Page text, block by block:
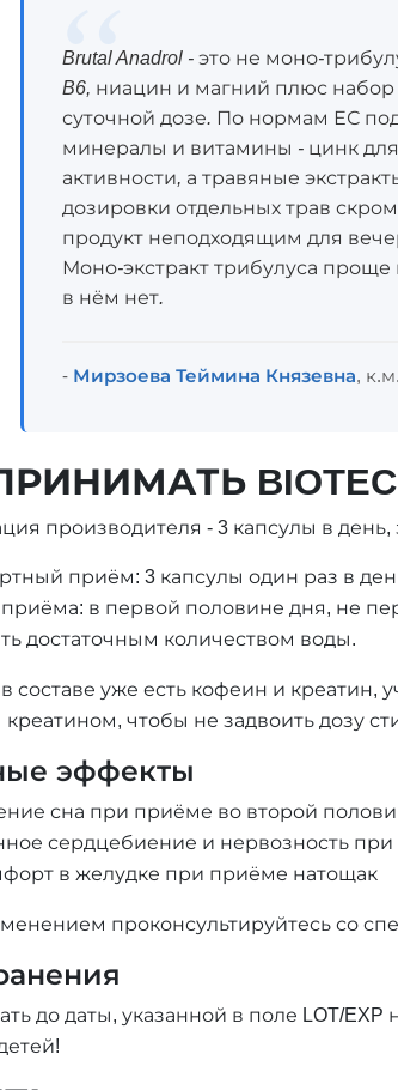
Brutal Anadrol - это не моно-
B6, ниацин и магний плюс набор
суточной дозе. По нормам ЕС
минералы и витамины - цинк для
активности, а травяные
дозировки отдельных трав
продукт неподходящим для
Моно-экстракт трибулуса
в нём нет.
- Мирзоева Теймина Князевна,
BIOTECH
производителя - 3 капсулы в
приём: 3 капсулы один раз в
в первой половине дня, не
достаточным количеством воды.
в составе уже есть кофеин и
чтобы не задвоить дозу
эффекты
сна при приёме во второй
сердцебиение и нервозность при
в желудке при приёме натощак
проконсультируйтесь со
до даты, указанной в поле LOT/